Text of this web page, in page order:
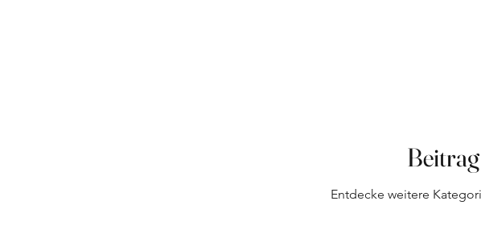
Entdecke weitere